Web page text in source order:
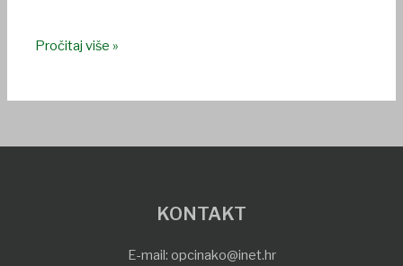
Pročitaj više »
KONTAKT
E-mail: opcinako@inet.hr